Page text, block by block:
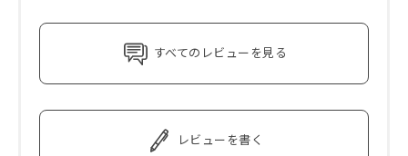
すべてのレビューを見る
レビューを書く